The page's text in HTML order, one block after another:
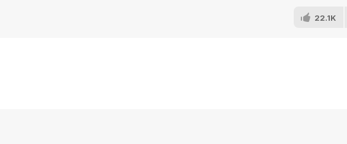
22.1K